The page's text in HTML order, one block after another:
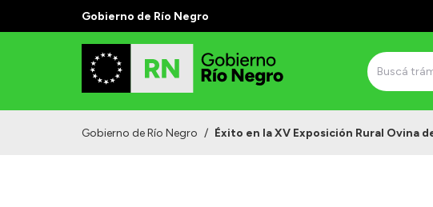
Gobierno de Río Negro
Gobierno de Río Negro / Éxito en la XV Exposición Rural Ovina